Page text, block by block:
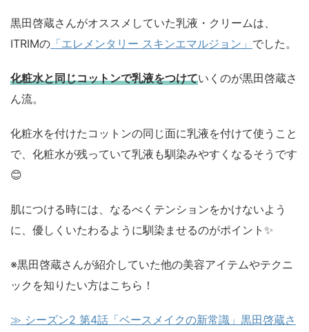
黒田啓蔵さんがオススメしていた乳液・クリームは、
ITRIMの 「エレメンタリー スキンエマルジョン」 でした。
化粧水と同じコットンで乳液をつけていくのが黒田啓蔵さ
ん流。
化粧水を付けたコットンの同じ面に乳液を付けて使うこと
で、化粧水が残っていて乳液も馴染みやすくなるそうです
😊
肌につける時には、なるべくテンションをかけないよう
に、優しくいたわるように馴染ませるのがポイント✨
※黒田啓蔵さんが紹介していた他の美容アイテムやテクニ
ックを知りたい方はこちら！
≫ シーズン2 第4話「ベースメイクの新常識」黒田啓蔵さ